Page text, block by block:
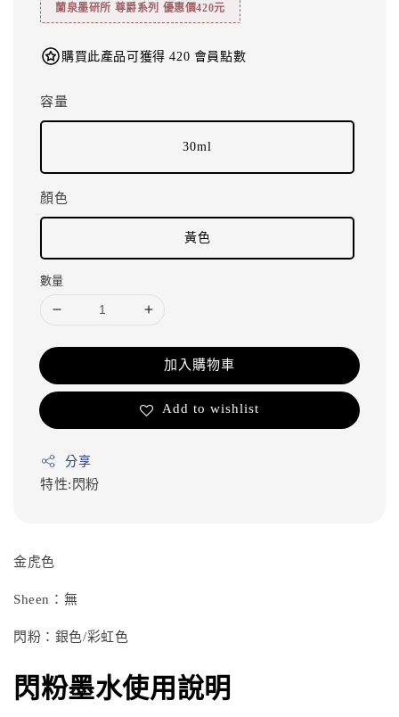
蘭泉墨研所 尊爵系列 優惠價420元
購買此產品可獲得 420 會員點數
容量
30ml
顏色
黃色
數量
加入購物車
Add to wishlist
分享
特性:閃粉
金虎色
Sheen：無
閃粉：銀色/彩虹色
閃粉墨水使用說明